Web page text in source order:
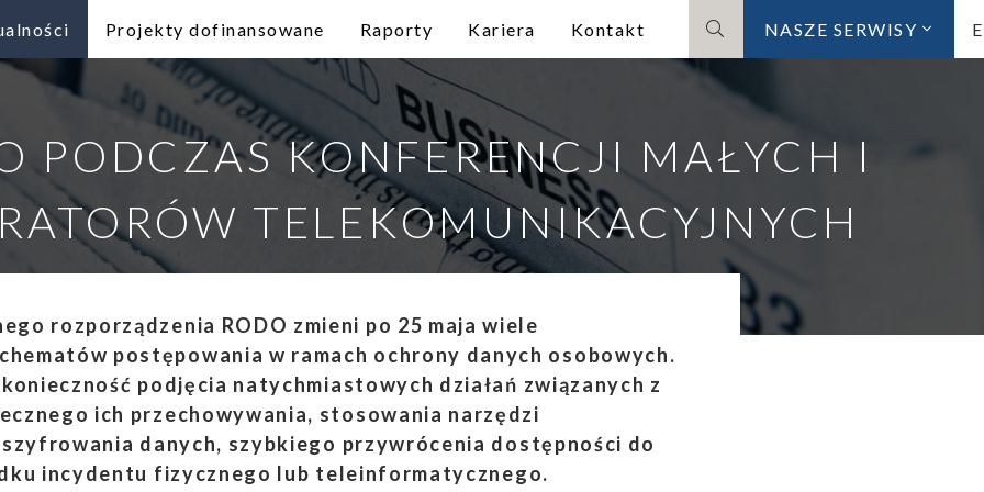
Projekty dofinansowane Raporty Kariera
Kontakt
NASZE SERWISY
PODCZAS KONFERENCJI MAŁYCH I
TELEKOMUNIKACYJNYCH
rozporządzenia RODO zmieni po 25 maja wiele
postępowania w ramach ochrony danych osobowych.
podjęcia natychmiastowych działań związanych z
ich przechowywania, stosowania narzędzi
danych, szybkiego przywrócenia dostępności do
incydentu fizycznego lub teleinformatycznego.